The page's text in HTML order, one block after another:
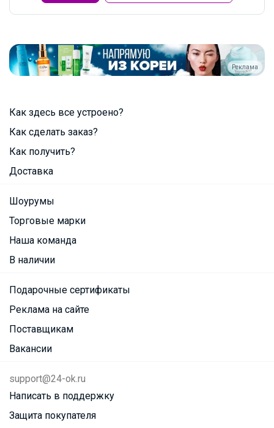
Реклама
Как здесь все устроено?
Как сделать заказ?
Как получить?
Доставка
Шоурумы
Торговые марки
Наша команда
В наличии
Подарочные сертификаты
Реклама на сайте
Поставщикам
Вакансии
support@24-ok.ru
Написать в поддержку
Защита покупателя